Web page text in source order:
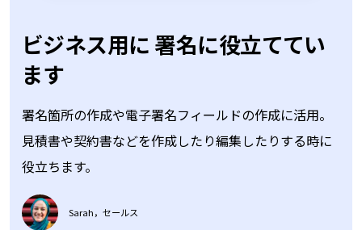
署名箇所の作成や電子署名フィールドの作成に活用。
見積書や契約書などを作成したり編集したりする時に
役立ちます。
Sarah，セールス